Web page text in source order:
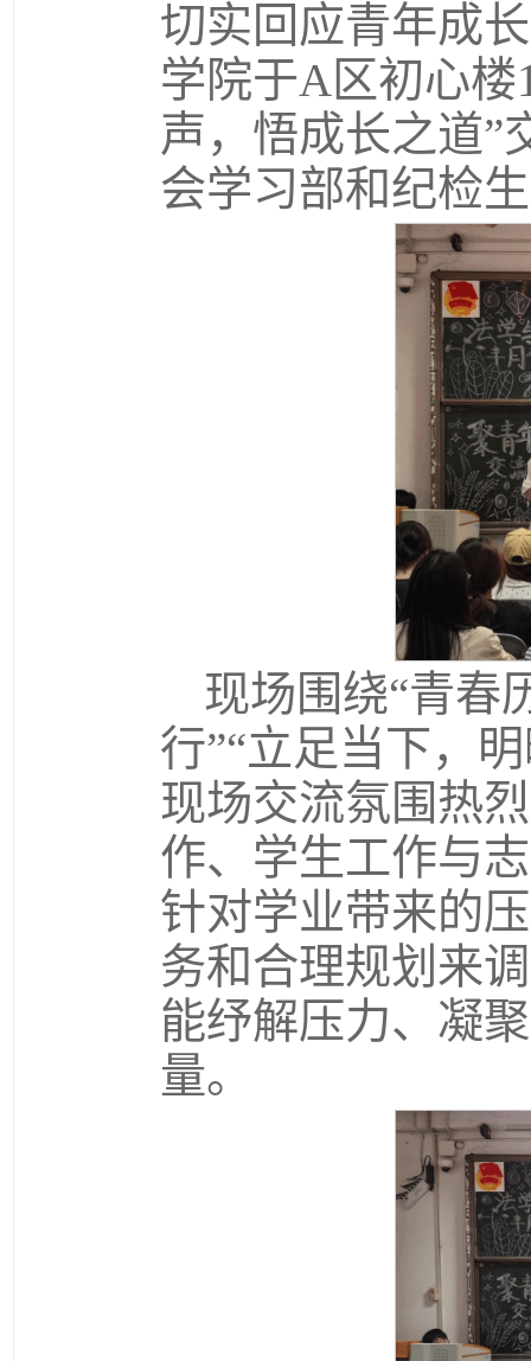
切实回应青年成
学院于A区初心楼
声，悟成长之道”
会学习部和纪检
现场围绕“青春
行”“立足当下，
现场交流氛围热
作、学生工作与
针对学业带来的
务和合理规划来
能纾解压力、凝
量。